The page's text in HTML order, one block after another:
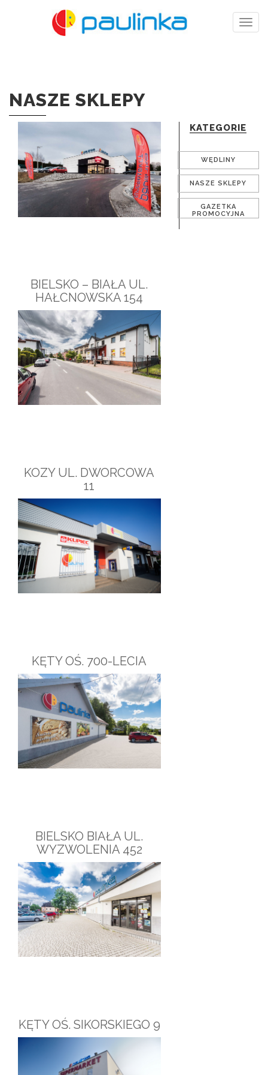
NASZE SKLEPY
BIELSKO – BIAŁA UL.
HAŁCNOWSKA 154
KOZY UL. DWORCOWA
11
KĘTY OŚ. 700-LECIA
BIELSKO BIAŁA UL.
WYZWOLENIA 452
KĘTY OŚ. SIKORSKIEGO 9
KATEGORIE
WĘDLINY
NASZE SKLEPY
GAZETKA
PROMOCYJNA